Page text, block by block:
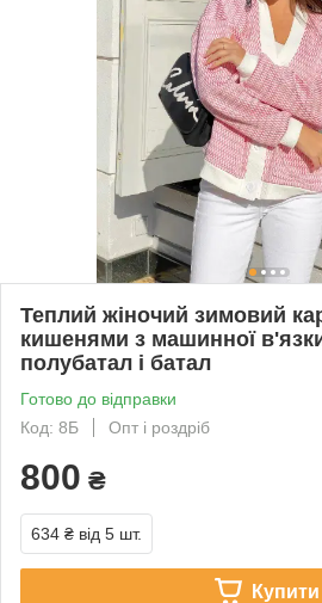
Теплий жіночий зимовий
кишенями з машинної
полубатал і батал
Готово до відправки
Код: 8Б
Опт і роздріб
800 ₴
634 ₴ від 5 шт.
Купити